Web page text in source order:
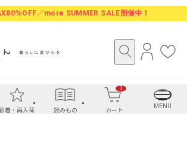
％OFF／more SUMMER SALE開催中！
に
入
り
着・再入荷 読みもの カート
0
MENU